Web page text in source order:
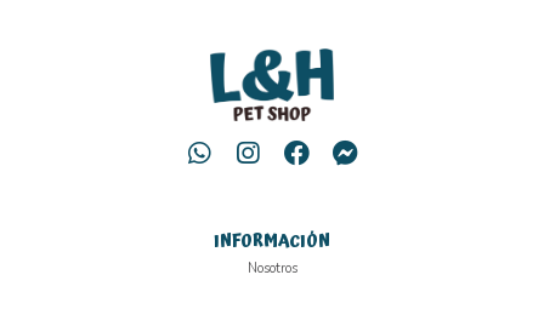
INFORMACIÓN
Nosotros